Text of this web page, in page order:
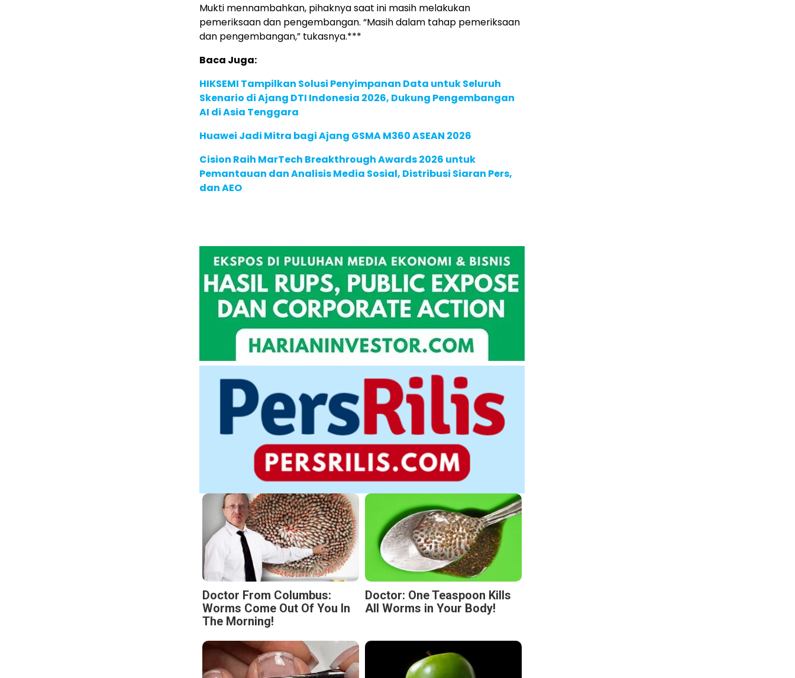
Mukti mennambahkan, pihaknya saat ini masih melakukan
pemeriksaan dan pengembangan. “Masih dalam tahap pemeriksaan
dan pengembangan,” tukasnya.***
Baca Juga:
HIKSEMI Tampilkan Solusi Penyimpanan Data untuk Seluruh
Skenario di Ajang DTI Indonesia 2026, Dukung Pengembangan
AI di Asia Tenggara
Huawei Jadi Mitra bagi Ajang GSMA M360 ASEAN 2026
Cision Raih MarTech Breakthrough Awards 2026 untuk
Pemantauan dan Analisis Media Sosial, Distribusi Siaran Pers,
dan AEO
Doctor From Columbus:
Worms Come Out Of You In
The Morning!
Doctor: One Teaspoon Kills
All Worms in Your Body!